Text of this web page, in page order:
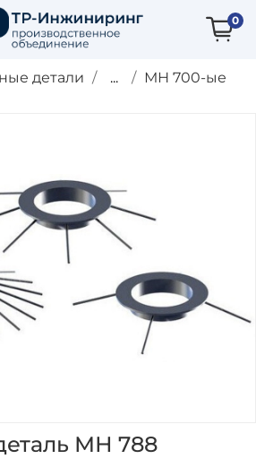
0
детали ... МН 700-ые
МН 788